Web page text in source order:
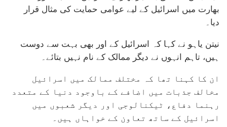
بھارت میں اسرائیل کے لیے عوامی حمایت کی مثال قرار
دیا۔
نیتن یاہو نے کہا کہ اسرائیل کے اور بھی بہت سے دوست
ہیں، تاہم انہوں نے دیگر ممالک کے نام نہیں بتائے۔
ان کا کہنا تھا کہ مختلف ممالک میں اسرائیل
مخالف جذبات میں اضافے کے باوجود دنیا کے متعدد
رہنما دفاع، ٹیکنالوجی اور دیگر شعبوں میں
اسرائیل کے ساتھ تعاون کے خواہاں ہیں۔